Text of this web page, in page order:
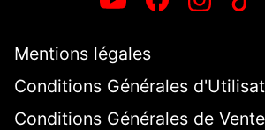
Mentions légales
Conditions Générales
Conditions Générales de